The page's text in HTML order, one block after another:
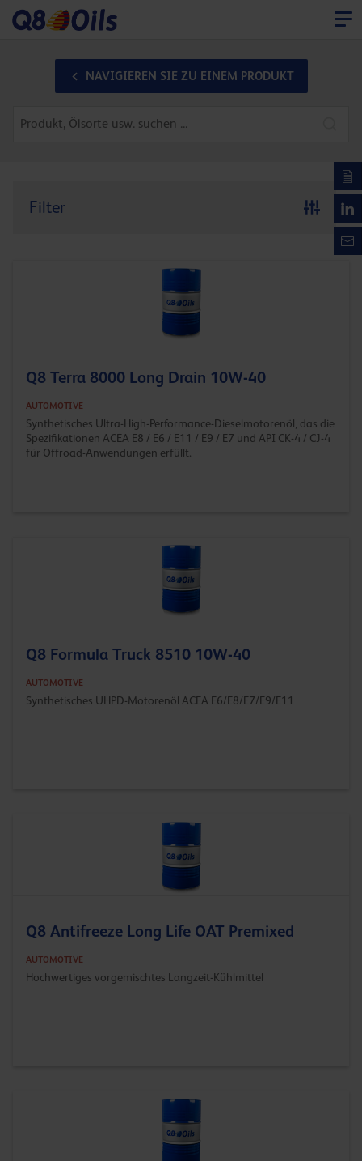
NAVIGIEREN SIE ZU EINEM PRODUKT
Filter
Q8 Terra 8000 Long Drain 10W-40
AUTOMOTIVE
Synthetisches Ultra-High-Performance-Dieselmotorenöl, das die
Spezifikationen ACEA E8 / E6 / E11 / E9 / E7 und API CK-4 / CJ-4
für Offroad-Anwendungen erfüllt.
Q8 Formula Truck 8510 10W-40
AUTOMOTIVE
Synthetisches UHPD-Motorenöl ACEA E6/E8/E7/E9/E11
Q8 Antifreeze Long Life OAT Premixed
AUTOMOTIVE
Hochwertiges vorgemischtes Langzeit-Kühlmittel